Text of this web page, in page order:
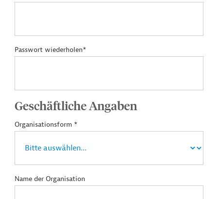
Passwort wiederholen*
Geschäftliche Angaben
Organisationsform *
Name der Organisation